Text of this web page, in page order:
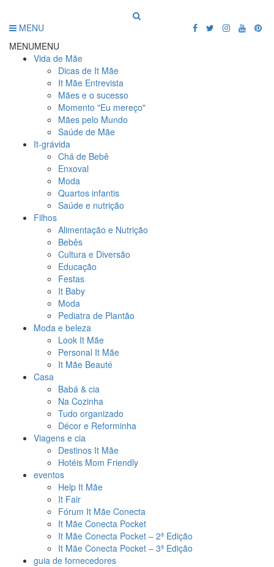
MENU
MENUMENU
Vida de Mãe
Dicas de It Mãe
It Mãe Entrevista
Mães e o sucesso
Momento "Eu mereço"
Mães pelo Mundo
Saúde de Mãe
It-grávida
Chá de Bebê
Enxoval
Moda
Quartos infantis
Saúde e nutrição
Filhos
Alimentação e Nutrição
Bebês
Cultura e Diversão
Educação
Festas
It Baby
Moda
Pediatra de Plantão
Moda e beleza
Look It Mãe
Personal It Mãe
It Mãe Beauté
Casa
Babá & cia
Na Cozinha
Tudo organizado
Décor e Reforminha
Viagens e cia
Destinos It Mãe
Hotéis Mom Friendly
eventos
Help It Mãe
It Fair
Fórum It Mãe Conecta
It Mãe Conecta Pocket
It Mãe Conecta Pocket – 2ª Edição
It Mãe Conecta Pocket – 3ª Edição
guia de fornecedores